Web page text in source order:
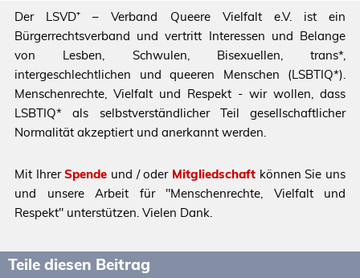
Der LSVD⁺ – Verband Queere Vielfalt e.V. ist ein
Bürgerrechtsverband und vertritt Interessen und Belange
von Lesben, Schwulen, Bisexuellen, trans*,
intergeschlechtlichen und queeren Menschen (LSBTIQ*).
Menschenrechte, Vielfalt und Respekt - wir wollen, dass
LSBTIQ* als selbstverständlicher Teil gesellschaftlicher
Normalität akzeptiert und anerkannt werden.
Mit IhrerSpende und / oder Mitgliedschaft können Sie uns
und unsere Arbeit für "Menschenrechte, Vielfalt und
Respekt" unterstützen. Vielen Dank.
Teile diesen Beitrag